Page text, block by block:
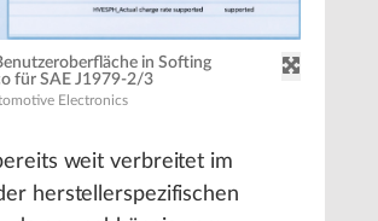
in Softing
für SAE J1979-2/3
Electronics
weit verbreitet im
herstellerspezifischen